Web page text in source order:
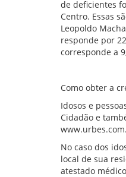
de deficientes
Centro. Essas
Leopoldo
responde por
corresponde a
Como obter a
Idosos e
Cidadão e
No caso dos
local de sua
atestado